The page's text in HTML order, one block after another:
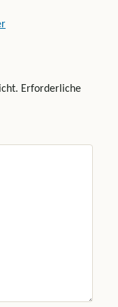
Erforderliche